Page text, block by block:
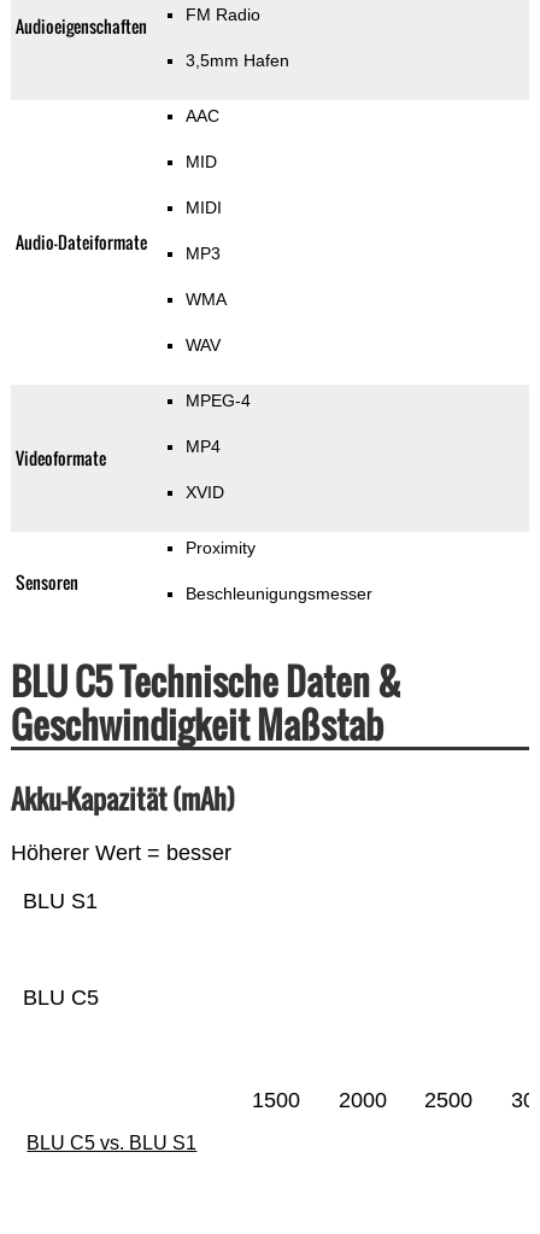
Audioeigenschaften FM Radio
3,5mm Hafen
Audio-Dateiformate
AAC
MID
MIDI
MP3
WMA
WAV
Videoformate
MPEG-4
MP4
XVID
Sensoren
Proximity
Beschleunigungsmesser
BLU C5 Technische Daten &
Geschwindigkeit Maßstab
Akku-Kapazität (mAh)
Höherer Wert = besser
BLU C5
BLU S1
1500 2000 2500
BLU C5 vs. BLU S1